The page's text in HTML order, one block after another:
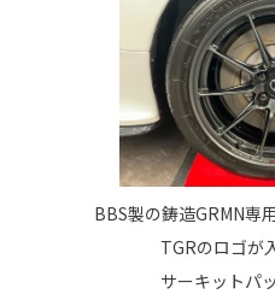
BBS製の鋳造GRMN専
TGRのロゴが
サーキットパ